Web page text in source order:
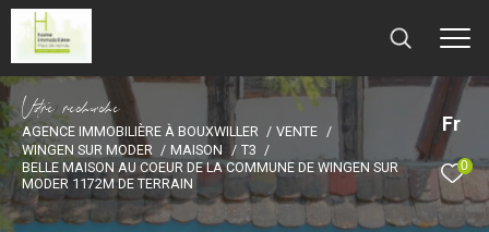
Fr
0
Vore recece
AGENCE IMMOBILIÈRE À BOUXWILLER
VENTE
WINGEN SUR MODER
MAISON
T3
BELLE MAISON AU COEUR DE LA COMMUNE DE WINGEN SUR
MODER 1172M DE TERRAIN